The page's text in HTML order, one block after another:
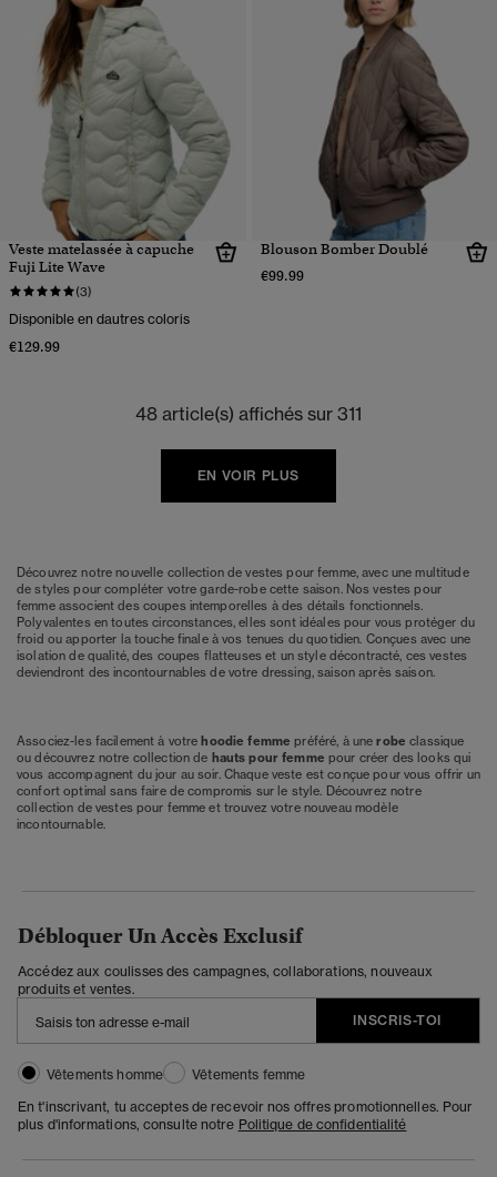
Veste matelassée à capuche
Fuji Lite Wave
(3)
Disponible en dautres coloris
€129.99
Blouson Bomber Doublé
€99.99
48 article(s) affichés sur 311
EN VOIR PLUS
Découvrez notre nouvelle collection de vestes pour femme, avec une multitude
de styles pour compléter votre garde-robe cette saison. Nos vestes pour
femme associent des coupes intemporelles à des détails fonctionnels.
Polyvalentes en toutes circonstances, elles sont idéales pour vous protéger du
froid ou apporter la touche finale à vos tenues du quotidien. Conçues avec une
isolation de qualité, des coupes flatteuses et un style décontracté, ces vestes
deviendront des incontournables de votre dressing, saison après saison.
Associez-les facilement à votrehoodie femme préféré, à unerobe classique
ou découvrez notre collectionde hauts pour femme pour créer des looks qui
vous accompagnent du jour au soir. Chaque veste est conçue pour vous offrir un
confort optimal sans faire de compromis sur le style. Découvrez notre
collection de vestes pour femme et trouvez votre nouveau modèle
incontournable.
Débloquer Un Accès Exclusif
Accédez aux coulisses des campagnes, collaborations, nouveaux
produits et ventes.
INSCRIS-TOI
Vêtements homme
Vêtements femme
En t'inscrivant, tu acceptes de recevoir nos offres promotionnelles. Pour
plus d'informations, consulte notre Politique de confidentialité